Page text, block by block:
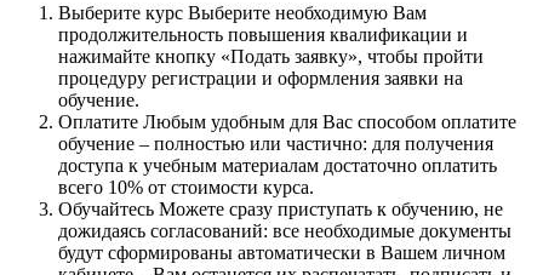
Выберите курс Выберите необходимую Вам
продолжительность повышения квалификации и
нажимайте кнопку «Подать заявку», чтобы пройти
процедуру регистрации и оформления заявки на
обучение.
Оплатите Любым удобным для Вас способом оплатите
обучение – полностью или частично: для получения
доступа к учебным материалам достаточно оплатить
всего 10% от стоимости курса.
Обучайтесь Можете сразу приступать к обучению, не
дожидаясь согласований: все необходимые документы
будут сформированы автоматически в Вашем личном